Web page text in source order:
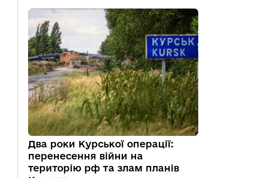
Два роки Курської операції:
перенесення війни на
територію рф та злам планів